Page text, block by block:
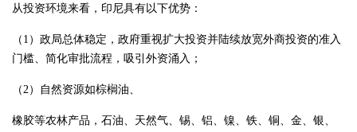
从投资环境来看，印尼具有以下优势：
（1）政局总体稳定，政府重视扩大投资并陆续放宽外商投资的准入
门槛、简化审批流程，吸引外资涌入；
（2）自然资源如棕榈油、
橡胶等农林产品，石油、天然气、锡、铝、镍、铁、铜、金、银、